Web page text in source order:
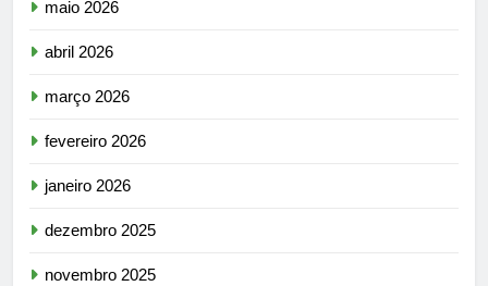
maio 2026
abril 2026
março 2026
fevereiro 2026
janeiro 2026
dezembro 2025
novembro 2025